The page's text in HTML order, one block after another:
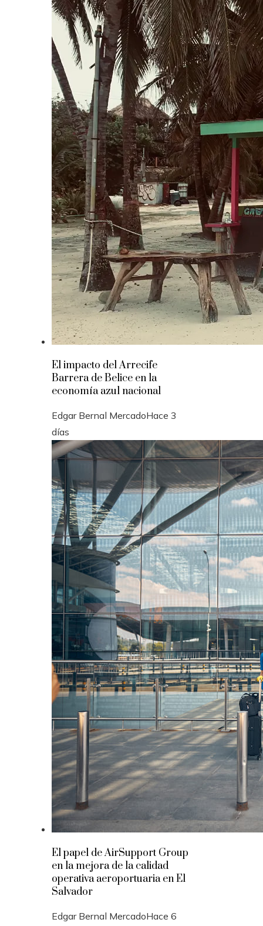
El impacto del Arrecife
Barrera de Belice en la
economía azul nacional
Edgar Bernal MercadoHace 3
días
El papel de AirSupport Group
en la mejora de la calidad
operativa aeroportuaria en El
Salvador
Edgar Bernal MercadoHace 6